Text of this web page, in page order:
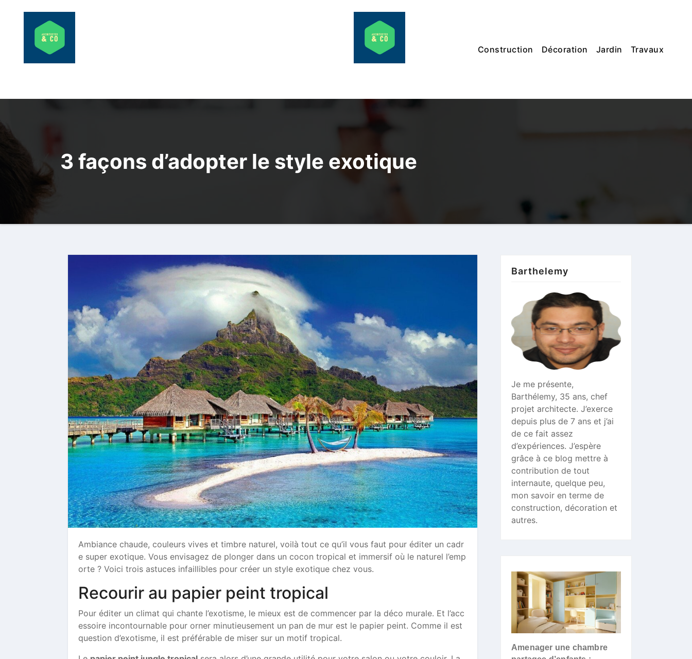
Construction
Décoration Jardin Travaux
3 façons d’adopter le style exotique
Ambiance chaude, couleurs vives et timbre naturel, voilà tout ce qu’il vous faut pour éditer un cadr
e super exotique. Vous envisagez de plonger dans un cocon tropical et immersif où le naturel l’emp
orte ? Voici trois astuces infaillibles pour créer un style exotique chez vous.
Recourir au papier peint tropical
Pour éditer un climat qui chante l’exotisme, le mieux est de commencer par la déco murale. Et l’acc
essoire incontournable pour orner minutieusement un pan de mur est le papier peint. Comme il est
question d’exotisme, il est préférable de miser sur un motif tropical.
Barthelemy
Je me présente,
Barthélemy, 35 ans, chef
projet architecte. J’exerce
depuis plus de 7 ans et j’ai
de ce fait assez
d’expériences. J’espère
grâce à ce blog mettre à
contribution de tout
internaute, quelque peu,
mon savoir en terme de
construction, décoration et
autres.
Amenager une chambre